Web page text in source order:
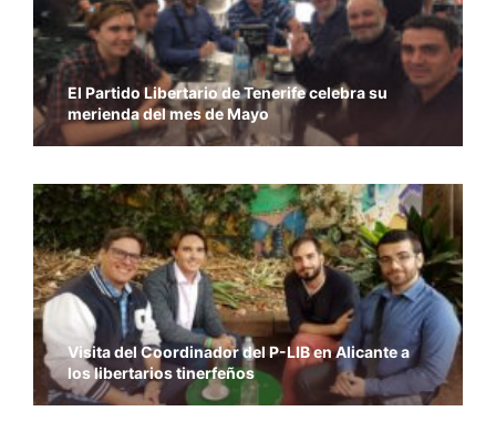
El Partido Libertario de Tenerife celebra su
merienda del mes de Mayo
Visita del Coordinador del P-LIB en Alicante a
los libertarios tinerfeños